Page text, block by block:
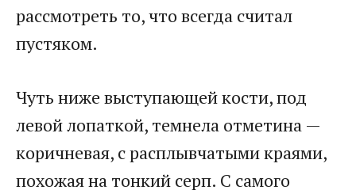
рассмотреть то, что всегда считал
пустяком.
Чуть ниже выступающей кости, под
левой лопаткой, темнела отметина —
коричневая, с расплывчатыми краями,
похожая на тонкий серп. С самого